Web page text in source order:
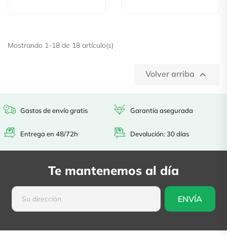
Mostrando 1-18 de 18 artículo(s)
Volver arriba 
Gastos de envío gratis
Entrega en 48/72h
Garantía asegurada
Devolución: 30 días
Te mantenemos al día